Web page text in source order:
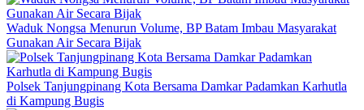
Waduk Nongsa Menurun Volume, BP Batam Imbau Masyarakat
Gunakan Air Secara Bijak
Polsek Tanjungpinang Kota Bersama Damkar Padamkan Karhutla
di Kampung Bugis